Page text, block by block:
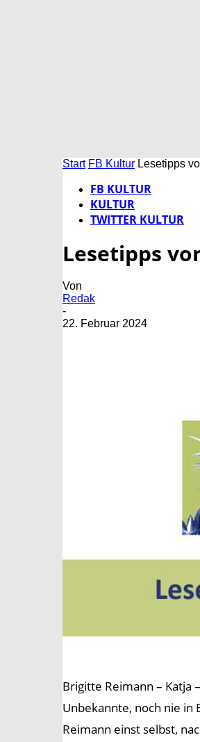
Start FB Kultur Lesetipps
FB KULTUR
KULTUR
TWITTER KULTUR
Lesetipps
Von
Redak
-
22. Februar 2024
Brigitte Reimann – Katja
Unbekannte, noch nie
Reimann einst selbst,